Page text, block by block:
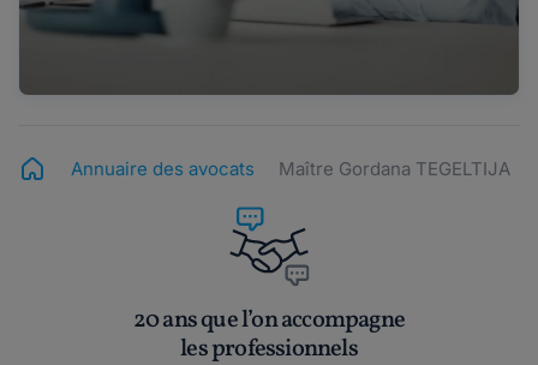
Annuaire des avocats Maître Gordana TEGELTIJA
20 ans que l’on accompagne
les professionnels